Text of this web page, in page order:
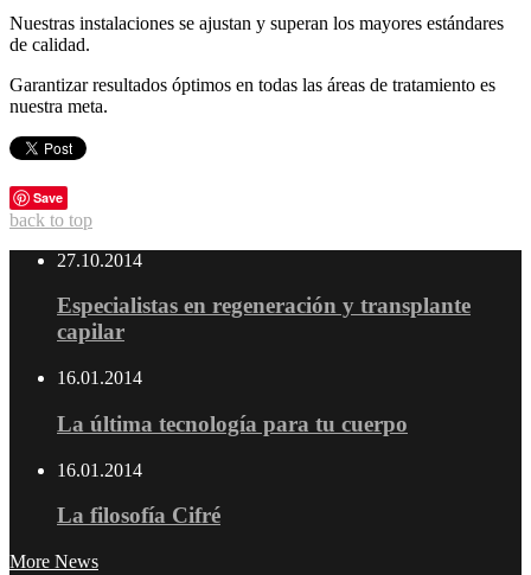
Nuestras instalaciones se ajustan y superan los mayores estándares
de calidad.
Garantizar resultados óptimos en todas las áreas de tratamiento es
nuestra meta.
Save
back to top
27.10.2014
Especialistas en regeneración y transplante
capilar
16.01.2014
La última tecnología para tu cuerpo
16.01.2014
La filosofía Cifré
More News